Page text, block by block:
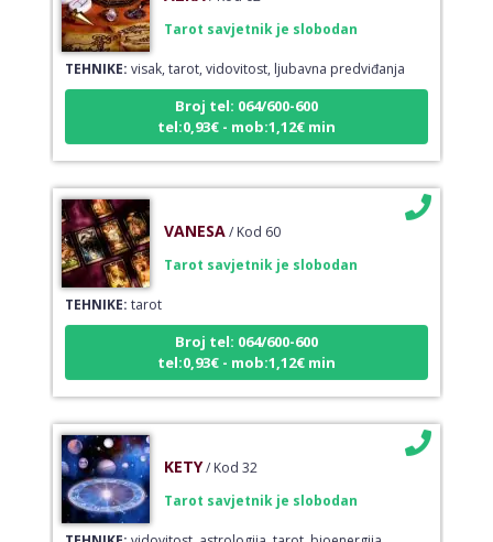
Tarot savjetnik je slobodan
TEHNIKE:visak, tarot, vidovitost, ljubavna predviđanja
Broj tel: 064/600-600
tel:0,93€ - mob:1,12€ min
VANESA / Kod 60
Tarot savjetnik je slobodan
TEHNIKE:tarot
Broj tel: 064/600-600
tel:0,93€ - mob:1,12€ min
KETY / Kod 32
Tarot savjetnik je slobodan
TEHNIKE:vidovitost, astrologija, tarot, bioenergija